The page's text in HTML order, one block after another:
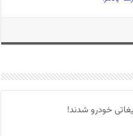
خودرو شدند!